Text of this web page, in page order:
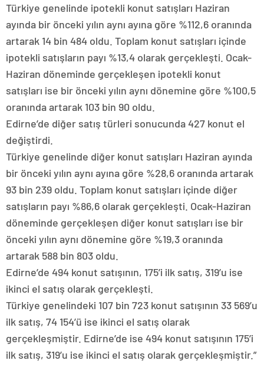
Türkiye genelinde ipotekli konut satışları Haziran
ayında bir önceki yılın aynı ayına göre %112,6 oranında
artarak 14 bin 484 oldu. Toplam konut satışları içinde
ipotekli satışların payı %13,4 olarak gerçekleşti. Ocak-
Haziran döneminde gerçekleşen ipotekli konut
satışları ise bir önceki yılın aynı dönemine göre %100,5
oranında artarak 103 bin 90 oldu.
Edirne’de diğer satış türleri sonucunda 427 konut el
değiştirdi.
Türkiye genelinde diğer konut satışları Haziran ayında
bir önceki yılın aynı ayına göre %28,6 oranında artarak
93 bin 239 oldu. Toplam konut satışları içinde diğer
satışların payı %86,6 olarak gerçekleşti. Ocak-Haziran
döneminde gerçekleşen diğer konut satışları ise bir
önceki yılın aynı dönemine göre %19,3 oranında
artarak 588 bin 803 oldu.
Edirne’de 494 konut satışının, 175’i ilk satış, 319’u ise
ikinci el satış olarak gerçekleşti.
Türkiye genelindeki 107 bin 723 konut satışının 33 569’u
ilk satış, 74 154’ü ise ikinci el satış olarak
gerçekleşmiştir. Edirne’de ise 494 konut satışının 175’i
ilk satış, 319’u ise ikinci el satış olarak gerçekleşmiştir.”